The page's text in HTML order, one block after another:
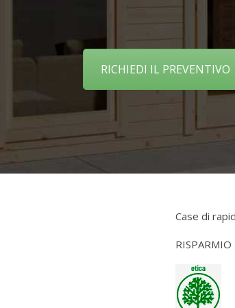
RICHIEDI IL PREVENTIVO
Case di